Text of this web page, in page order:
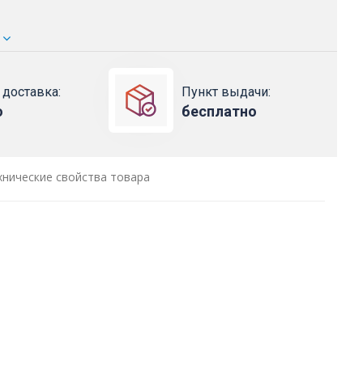
Пункт выдачи:
бесплатно
свойства товара